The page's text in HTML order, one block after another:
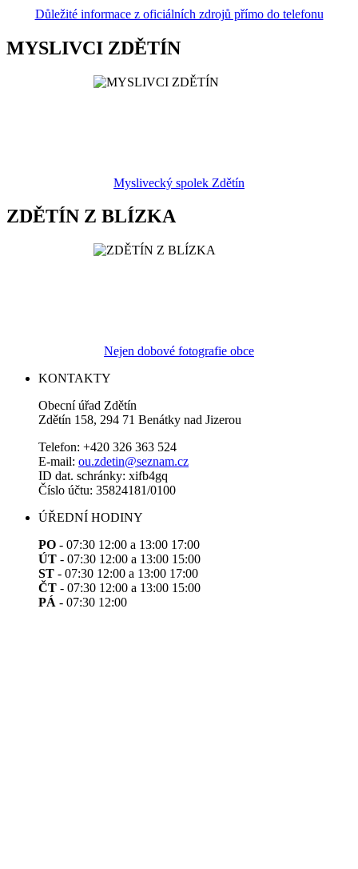
Důležité informace z oficiálních zdrojů přímo do telefonu
MYSLIVCI ZDĚTÍN
Myslivecký spolek Zdětín
ZDĚTÍN Z BLÍZKA
Nejen dobové fotografie obce
KONTAKTY
Obecní úřad Zdětín
Zdětín 158, 294 71 Benátky nad Jizerou
Telefon: +420 326 363 524
E-mail: ou.zdetin@seznam.cz
ID dat. schránky: xifb4gq
Číslo účtu: 35824181/0100
ÚŘEDNÍ HODINY
PO - 07:30 12:00 a 13:00 17:00
ÚT - 07:30 12:00 a 13:00 15:00
ST - 07:30 12:00 a 13:00 17:00
ČT - 07:30 12:00 a 13:00 15:00
PÁ - 07:30 12:00